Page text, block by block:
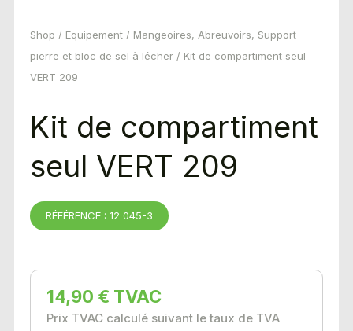
Shop / Equipement/ Mangeoires, Abreuvoirs, Support
pierre et bloc de sel à lécher/ Kit de compartiment seul
VERT 209
Kit de compartiment
seul VERT 209
RÉFÉRENCE : 12 045-3
14,90 € TVAC
Prix TVAC calculé suivant le taux de TVA